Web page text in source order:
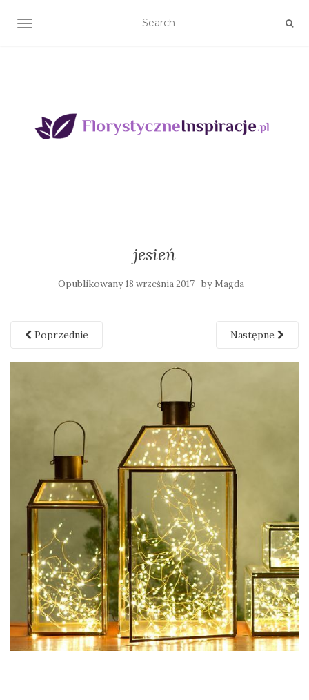
TOGGLE NAVIGATION
jesień
Opublikowany18 września 2017 by Magda
Poprzednie Następne